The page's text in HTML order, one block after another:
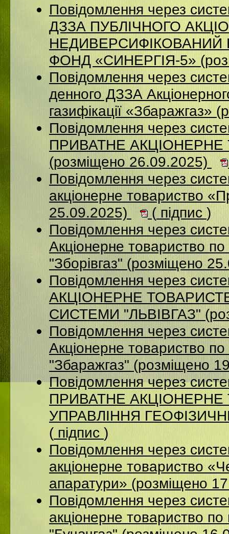
Повідомлення через
ДЗЗА ПУБЛІЧНОГО
НЕДИВЕРСИФІКОВАНИЙ
ФОНД «СИНЕРГІЯ-5»
Повідомлення через
денного ДЗЗА
газифікації
Повідомлення через
ПРИВАТНЕ
(розміщено 26.09.2025)
Повідомлення через
акціонерне товариство
25.09.2025)
( підпис )
Повідомлення через
Акціонерне товариство по
"Зборівгаз" (розміщено
Повідомлення через
АКЦІОНЕРНЕ
СИСТЕМИ "ЛЬВІВГАЗ"
Повідомлення через
Акцiонерне товариство по
"Збаражгаз" (розміщено
Повідомлення через
ПРИВАТНЕ
УПРАВЛІННЯ
( підпис )
Повідомлення через
акціонерне товариство
апаратури» (розміщено
Повідомлення через
акціонерне товариство по